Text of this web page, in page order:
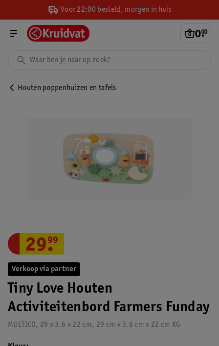
Voor 22:00 besteld, morgen in huis
0.
00
Houten poppenhuizen en tafels
Verkoop via partner
Tiny Love Houten
Activiteitenbord Farmers Funday
MULTICO, 29 x 3.6 x 22 cm, 29 cm x 3.6 cm x 22 cm KG
29.
99